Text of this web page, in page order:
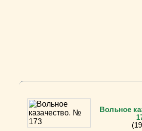
Вольное